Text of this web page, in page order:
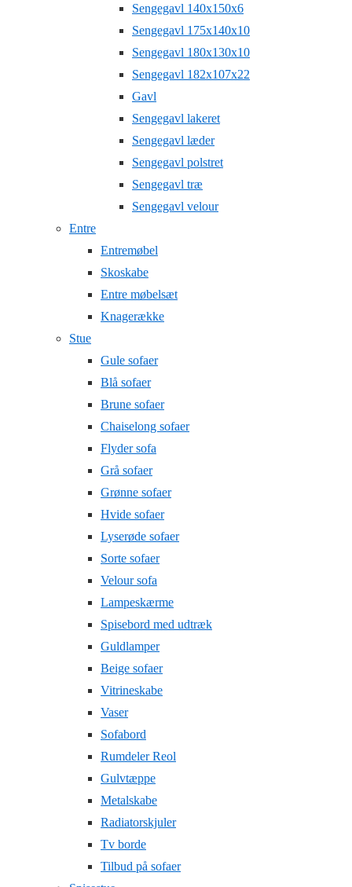
Sengegavl 140x150x6
Sengegavl 175x140x10
Sengegavl 180x130x10
Sengegavl 182x107x22
Gavl
Sengegavl lakeret
Sengegavl læder
Sengegavl polstret
Sengegavl træ
Sengegavl velour
Entre
Entremøbel
Skoskabe
Entre møbelsæt
Knagerække
Stue
Gule sofaer
Blå sofaer
Brune sofaer
Chaiselong sofaer
Flyder sofa
Grå sofaer
Grønne sofaer
Hvide sofaer
Lyserøde sofaer
Sorte sofaer
Velour sofa
Lampeskærme
Spisebord med udtræk
Guldlamper
Beige sofaer
Vitrineskabe
Vaser
Sofabord
Rumdeler Reol
Gulvtæppe
Metalskabe
Radiatorskjuler
Tv borde
Tilbud på sofaer